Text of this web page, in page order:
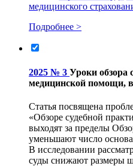
медицинского
Подробнее >
2025 № 3 Уроки обзора
медицинской помощи,
Статья посвящена
«Обзоре судебной
выходят за пределы
уменьшают число
В исследовании
суды снижают размеры